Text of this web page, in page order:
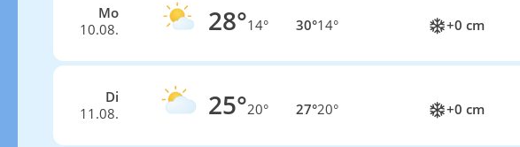
Mo
10.08.
28°14° 30°14° +0 cm
Di
11.08.
25°20° 27°20° +0 cm